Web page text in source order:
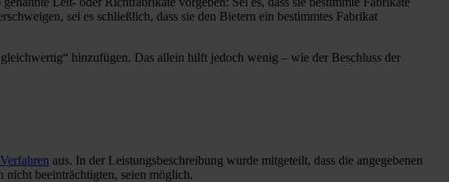
sei es schließlich, dass sie den Bietern ein bestimmtes Fabrikat
hinzufügen. Das allein hilft jedoch wenig – wie der Beschluss der
aus. In der Leistungsbeschreibung wurde mitgeteilt, dass die angegebenen
beeinträchtigten, seien möglich.